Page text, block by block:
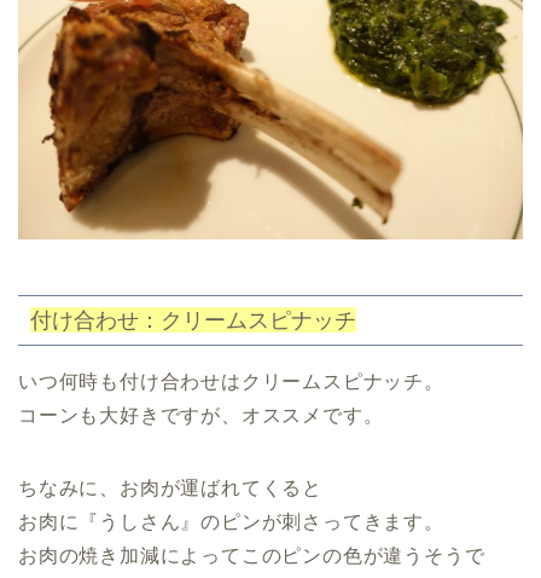
付け合わせ：クリームスピナッチ
いつ何時も付け合わせはクリームスピナッチ。
コーンも大好きですが、オススメです。
ちなみに、お肉が運ばれてくると
お肉に『うしさん』のピンが刺さってきます。
お肉の焼き加減によってこのピンの色が違うそうで